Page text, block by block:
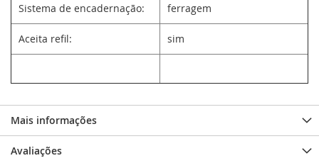
Sistema de encadernação: ferragem
Aceita refil: sim
Mais informações
Avaliações